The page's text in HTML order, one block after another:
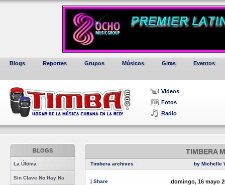
Blogs Reportes Grupos Músicos Giras Eventos
Videos
Fotos
Radio
BLOGS
La Última
Sin Clave No Hay Na
TIMBERA
Timbera archives by Michelle
| Share domingo, 16 mayo